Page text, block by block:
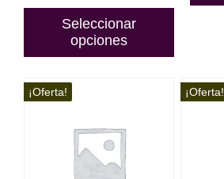
Seleccionar
opciones
¡Oferta! ¡Oferta!